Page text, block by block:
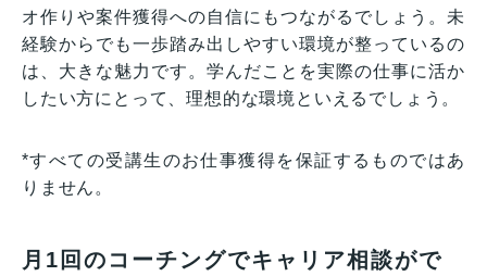
オ作りや案件獲得への自信にもつながるでしょう。未
経験からでも一歩踏み出しやすい環境が整っているの
は、大きな魅力です。学んだことを実際の仕事に活か
したい方にとって、理想的な環境といえるでしょう。
*すべての受講生のお仕事獲得を保証するものではあ
りません。
月1回のコーチングでキャリア相談がで